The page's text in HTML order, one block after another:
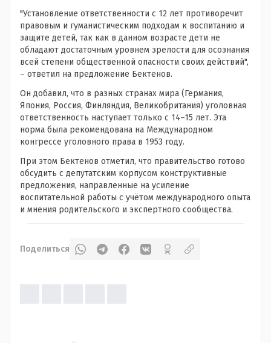
"Установление ответственности с 12 лет противоречит
правовым и гуманистическим подходам к воспитанию и
защите детей, так как в данном возрасте дети не
обладают достаточным уровнем зрелости для осознания
всей степени общественной опасности своих действий",
– ответил на предложение Бектенов.
Он добавил, что в разных странах мира (Германия,
Япония, Россия, Финляндия, Великобритания) уголовная
ответственность наступает только с 14–15 лет. Эта
норма была рекомендована на Международном
конгрессе уголовного права в 1953 году.
При этом Бектенов отметил, что правительство готово
обсудить с депутатским корпусом конструктивные
предложения, направленные на усиление
воспитательной работы с учётом международного опыта
и мнения родительского и экспертного сообщества.
Поделиться